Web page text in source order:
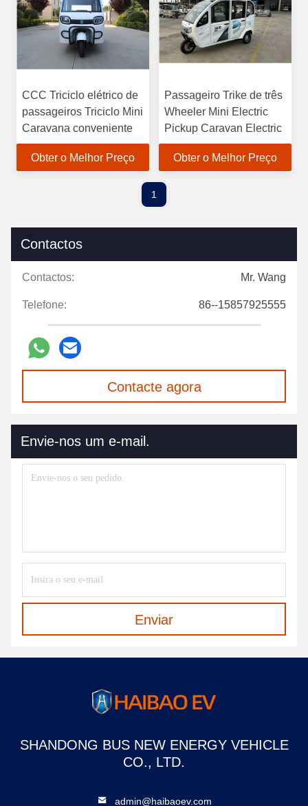
CCC Triciclo elétrico de
passageiros Triciclo Mini
Caravana conveniente
Obter o Melhor Preço
Passageiro Trike de três
Wheeler Mini Electric
Pickup Caravan Electric
Obter o Melhor Preço
1
Contactos
Contactos: Mr. Wang
Telefone: 86--15857925555
Contacte agora
Envie-nos um e-mail.
Enviar
SHANDONG BUS NEW ENERGY VEHICLE
CO., LTD.
admin@haibaoev.com